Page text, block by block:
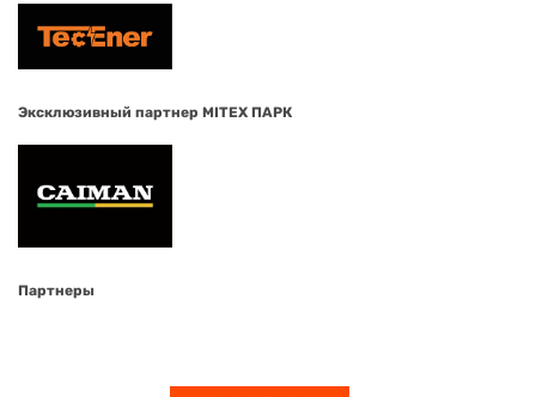
Эксклюзивный партнер MITEX ПАРК
Партнеры